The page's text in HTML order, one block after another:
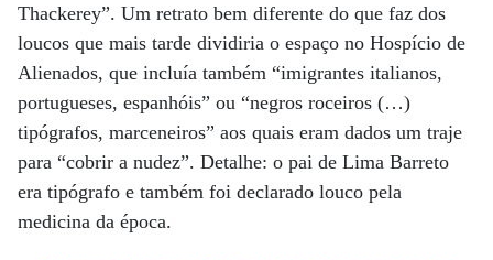
Thackerey”. Um retrato bem diferente do que faz dos
loucos que mais tarde dividiria o espaço no Hospício de
Alienados, que incluía também “imigrantes italianos,
portugueses, espanhóis” ou “negros roceiros (…)
tipógrafos, marceneiros” aos quais eram dados um traje
para “cobrir a nudez”. Detalhe: o pai de Lima Barreto
era tipógrafo e também foi declarado louco pela
medicina da época.